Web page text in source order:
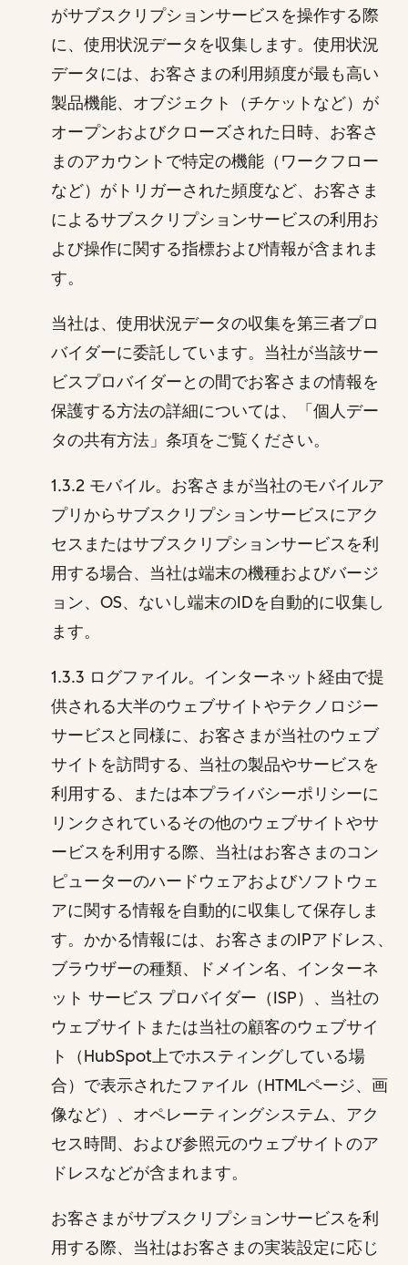
がサブスクリプションサービスを操作する際
に、使用状況データを収集します。使用状況
データには、お客さまの利用頻度が最も高い
製品機能、オブジェクト（チケットなど）が
オープンおよびクローズされた日時、お客さ
まのアカウントで特定の機能（ワークフロー
など）がトリガーされた頻度など、お客さま
によるサブスクリプションサービスの利用お
よび操作に関する指標および情報が含まれま
す。
当社は、使用状況データの収集を第三者プロ
バイダーに委託しています。当社が当該サー
ビスプロバイダーとの間でお客さまの情報を
保護する方法の詳細については、「個人デー
タの共有方法」条項をご覧ください。
1.3.2 モバイル。お客さまが当社のモバイルア
プリからサブスクリプションサービスにアク
セスまたはサブスクリプションサービスを利
用する場合、当社は端末の機種およびバージ
ョン、OS、ないし端末のIDを自動的に収集し
ます。
1.3.3 ログファイル。インターネット経由で提
供される大半のウェブサイトやテクノロジー
サービスと同様に、お客さまが当社のウェブ
サイトを訪問する、当社の製品やサービスを
利用する、または本プライバシーポリシーに
リンクされているその他のウェブサイトやサ
ービスを利用する際、当社はお客さまのコン
ピューターのハードウェアおよびソフトウェ
アに関する情報を自動的に収集して保存しま
す。かかる情報には、お客さまのIPアドレス、
ブラウザーの種類、ドメイン名、インターネ
ット サービス プロバイダー（ISP）、当社の
ウェブサイトまたは当社の顧客のウェブサイ
ト（HubSpot上でホスティングしている場
合）で表示されたファイル（HTMLページ、画
像など）、オペレーティングシステム、アク
セス時間、および参照元のウェブサイトのア
ドレスなどが含まれます。
お客さまがサブスクリプションサービスを利
用する際、当社はお客さまの実装設定に応じ